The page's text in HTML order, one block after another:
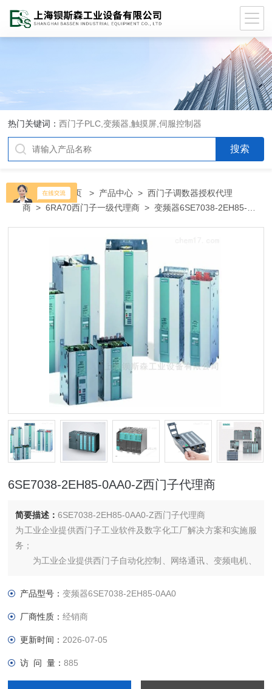
热门关键词：西门子PLC,变频器,触摸屏,伺服控制器
当前位置：首页 > 产品中心 >西门子调数器授权代理
商 >6RA70西门子一级代理商 > 变频器6SE7038-2EH85-
6SE7038-2EH85-0AA0-Z西门子代理商
简要描述：6SE7038-2EH85-0AA0-Z西门子代理商
为工业企业提供西门子工业软件及数字化工厂解决方案和实施服
务；
为工业企业提供西门子自动化控制、网络通讯、变频电机、
西门子8PT配电产品、能源集团自动化等产品、技术和服务。
产品型号：变频器6SE7038-2EH85-0AA0
厂商性质：经销商
更新时间： 2026-07-05
访 问 量：885